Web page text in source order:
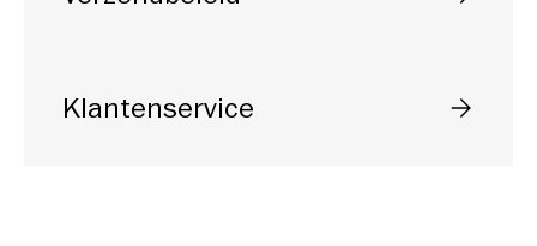
Klantenservice Selecteer